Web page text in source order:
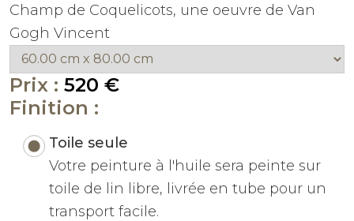
Champ de Coquelicots, une oeuvre de Van
Gogh Vincent
Prix : 520 €
Finition :
Toile seule
Votre peinture à l'huile sera peinte sur
toile de lin libre, livrée en tube pour un
transport facile.